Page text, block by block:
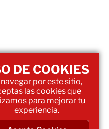
DE COOKIES
por este sitio,
las cookies que
para mejorar tu
experiencia.